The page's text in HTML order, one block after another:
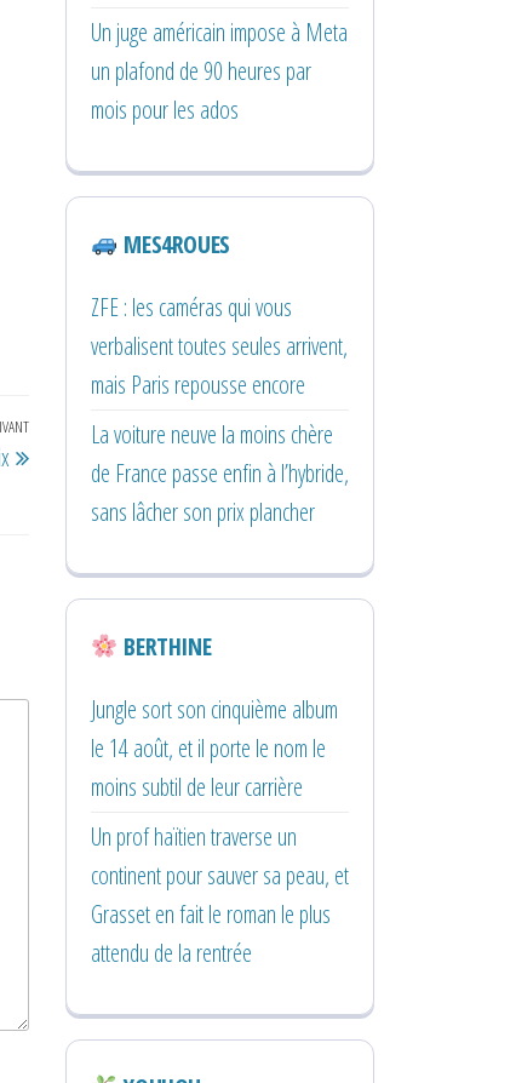
Article
suivant
Un juge américain impose à Meta
un plafond de 90 heures par
mois pour les ados
MES4ROUES
ZFE : les caméras qui vous
verbalisent toutes seules arrivent,
mais Paris repousse encore
La voiture neuve la moins chère
de France passe enfin à l’hybride,
sans lâcher son prix plancher
BERTHINE
Jungle sort son cinquième album
le 14 août, et il porte le nom le
moins subtil de leur carrière
Un prof haïtien traverse un
continent pour sauver sa peau, et
Grasset en fait le roman le plus
attendu de la rentrée